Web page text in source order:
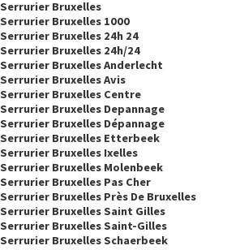
Serrurier Bruxelles
Serrurier Bruxelles 1000
Serrurier Bruxelles 24h 24
Serrurier Bruxelles 24h/24
Serrurier Bruxelles Anderlecht
Serrurier Bruxelles Avis
Serrurier Bruxelles Centre
Serrurier Bruxelles Depannage
Serrurier Bruxelles Dépannage
Serrurier Bruxelles Etterbeek
Serrurier Bruxelles Ixelles
Serrurier Bruxelles Molenbeek
Serrurier Bruxelles Pas Cher
Serrurier Bruxelles Près De Bruxelles
Serrurier Bruxelles Saint Gilles
Serrurier Bruxelles Saint-Gilles
Serrurier Bruxelles Schaerbeek